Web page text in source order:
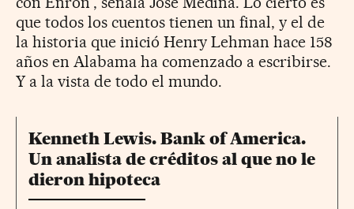
que todos los cuentos tienen un final, y el de
la historia que inició Henry Lehman hace 158
años en Alabama ha comenzado a escribirse.
Y a la vista de todo el mundo.
Kenneth Lewis. Bank of America.
Un analista de créditos al que no le
dieron hipoteca